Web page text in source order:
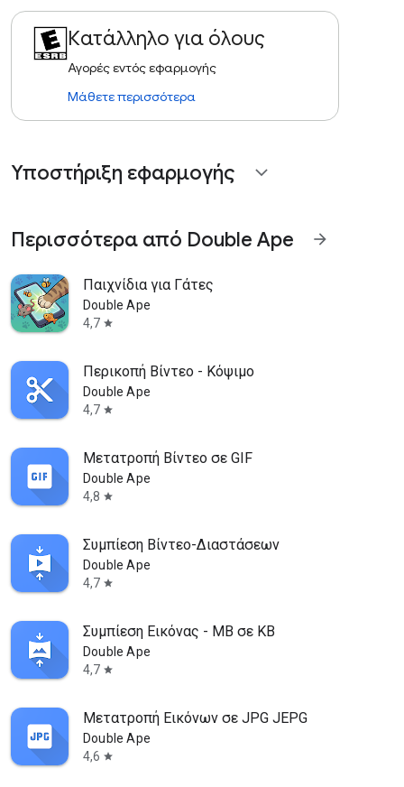
Κατάλληλο για όλους
Αγορές εντός εφαρμογής
Μάθετε περισσότερα
Υποστήριξη εφαρμογής expand_more
Περισσότερα από Double Ape arrow_forward
Παιχνίδια για Γάτες
Double Ape
4,7 star
Περικοπή Βίντεο - Κόψιμο
Double Ape
4,7 star
Μετατροπή Βίντεο σε GIF
Double Ape
4,8 star
Συμπίεση Βίντεο-Διαστάσεων
Double Ape
4,7 star
Συμπίεση Εικόνας - MB σε KB
Double Ape
4,7 star
Μετατροπή Εικόνων σε JPG JEPG
Double Ape
4,6 star